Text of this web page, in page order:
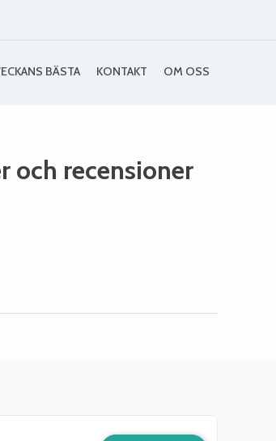
BÄSTA KONTAKT OM OSS
och recensioner